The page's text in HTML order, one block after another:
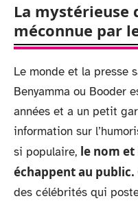
La mystérieuse
méconnue par
Le monde et la presse
Benyamma ou Booder
années et a un petit
information sur
si populaire, le nom et
échappent au public.
des célébrités qui